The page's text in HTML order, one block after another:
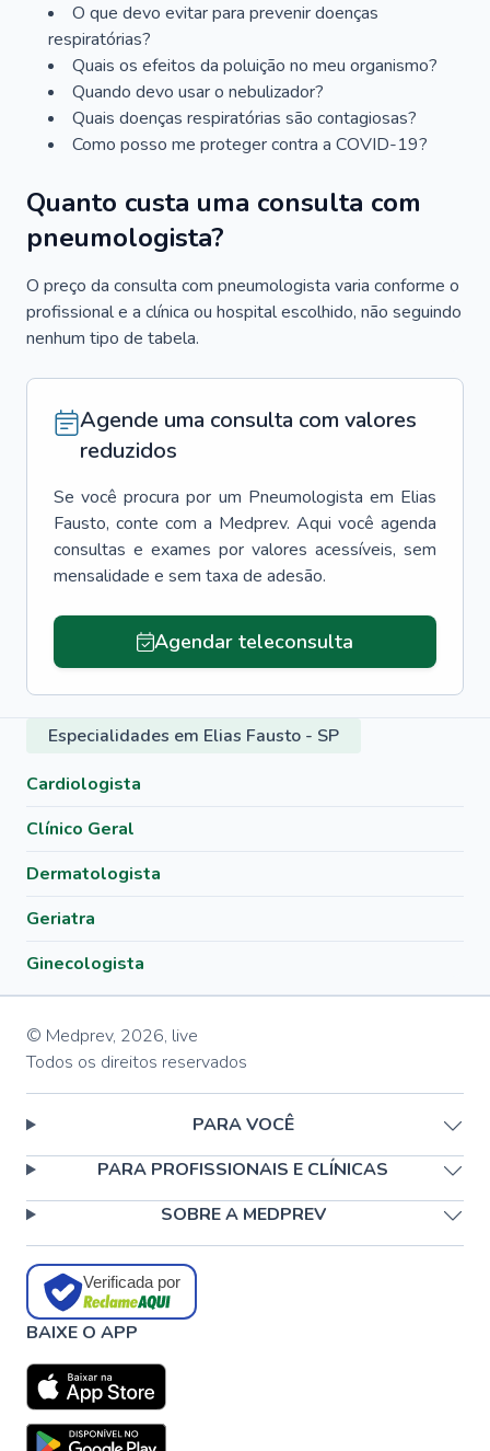
O que devo evitar para prevenir doenças
respiratórias?
Quais os efeitos da poluição no meu organismo?
Quando devo usar o nebulizador?
Quais doenças respiratórias são contagiosas?
Como posso me proteger contra a COVID-19?
Quanto custa uma consulta com
pneumologista?
O preço da consulta com pneumologista varia conforme o
profissional e a clínica ou hospital escolhido, não seguindo
nenhum tipo de tabela.
Agende uma consulta com valores
reduzidos
Se você procura por um Pneumologista em Elias
Fausto, conte com a Medprev. Aqui você agenda
consultas e exames por valores acessíveis, sem
mensalidade e sem taxa de adesão.
Agendar teleconsulta
Especialidades em Elias Fausto - SP
Cardiologista
Clínico Geral
Dermatologista
Geriatra
Ginecologista
© Medprev, 2026, live
Todos os direitos reservados
PARA VOCÊ
PARA PROFISSIONAIS E CLÍNICAS
SOBRE A MEDPREV
Verificada por
BAIXE O APP